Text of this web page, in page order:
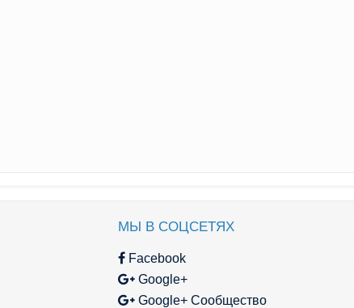
МЫ В СОЦСЕТЯХ
Facebook
Google+
Google+ Сообщество